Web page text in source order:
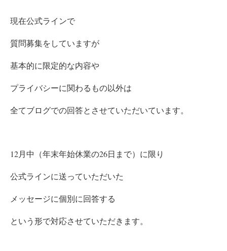
現在公式ラインで
質問募集をしていますが
基本的に限定的な内容や
プライバシーに関わるもの以外は
全てブログでの回答とさせていただいています。
12月中 （年末年始休業の26日まで）に限り
公式ラインに送っていただいた
メッセージに個別に回答する
という形で対応させていただきます。